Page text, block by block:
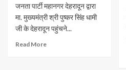
जनता पार्टी महानगर देहरादून द्वारा
मा. मुख्यमंत्री श्री पुष्कर सिंह धामी
जी के देहरादून पहुंचने...
Read More